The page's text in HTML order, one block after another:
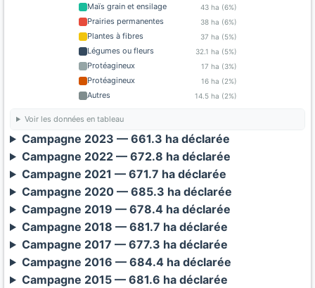
Maïs grain et ensilage 43 ha (6%)
Prairies permanentes 38 ha (6%)
Plantes à fibres 37 ha (5%)
Légumes ou fleurs 32.1 ha (5%)
Protéagineux 17 ha (3%)
Protéagineux 16 ha (2%)
Autres 14.5 ha (2%)
Voir les données en tableau
Campagne 2023 — 661.3 ha déclarée
Campagne 2022 — 672.8 ha déclarée
Campagne 2021 — 671.7 ha déclarée
Campagne 2020 — 685.3 ha déclarée
Campagne 2019 — 678.4 ha déclarée
Campagne 2018 — 681.7 ha déclarée
Campagne 2017 — 677.3 ha déclarée
Campagne 2016 — 684.4 ha déclarée
Campagne 2015 — 681.6 ha déclarée